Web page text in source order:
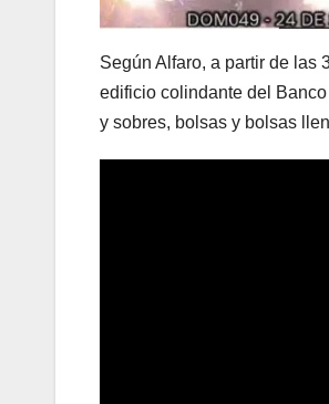
Según Alfaro, a partir de las
edificio colindante del
y sobres, bolsas y bolsas